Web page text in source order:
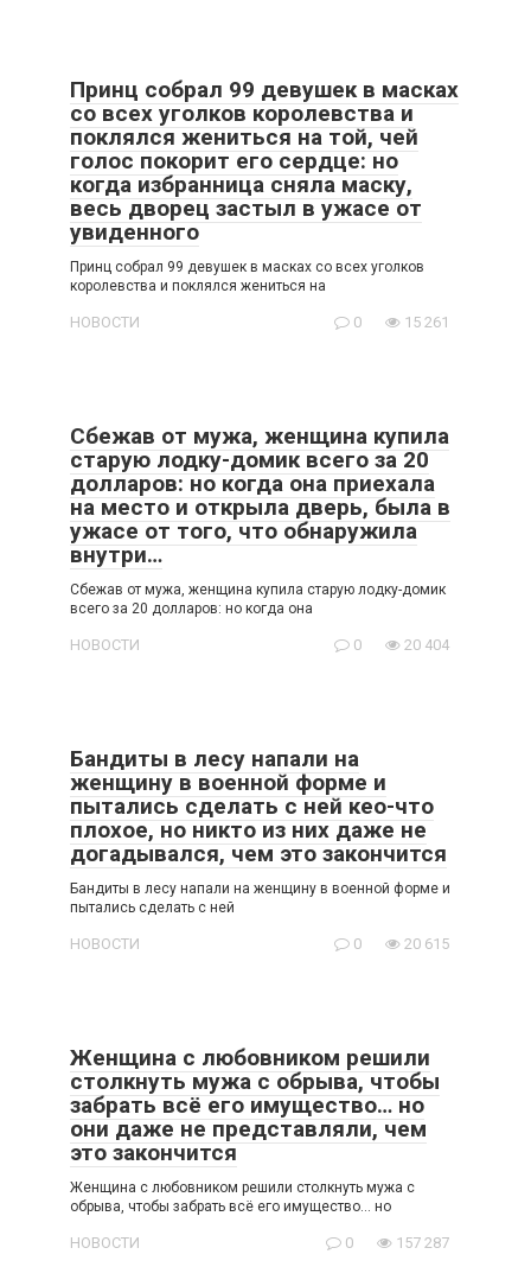
Принц собрал 99 девушек в масках
со всех уголков королевства и
поклялся жениться на той, чей
голос покорит его сердце: но
когда избранница сняла маску,
весь дворец застыл в ужасе от
увиденного
Принц собрал 99 девушек в масках со всех уголков
королевства и поклялся жениться на
НОВОСТИ 0 15 261
Сбежав от мужа, женщина купила
старую лодку-домик всего за 20
долларов: но когда она приехала
на место и открыла дверь, была в
ужасе от того, что обнаружила
внутри…
Сбежав от мужа, женщина купила старую лодку-домик
всего за 20 долларов: но когда она
НОВОСТИ 0 20 404
Бандиты в лесу напали на
женщину в военной форме и
пытались сделать с ней кео-что
плохое, но никто из них даже не
догадывался, чем это закончится
Бандиты в лесу напали на женщину в военной форме и
пытались сделать с ней
НОВОСТИ 0 20 615
Женщина с любовником решили
столкнуть мужа с обрыва, чтобы
забрать всё его имущество… но
они даже не представляли, чем
это закончится
Женщина с любовником решили столкнуть мужа с
обрыва, чтобы забрать всё его имущество… но
НОВОСТИ 0 157 287